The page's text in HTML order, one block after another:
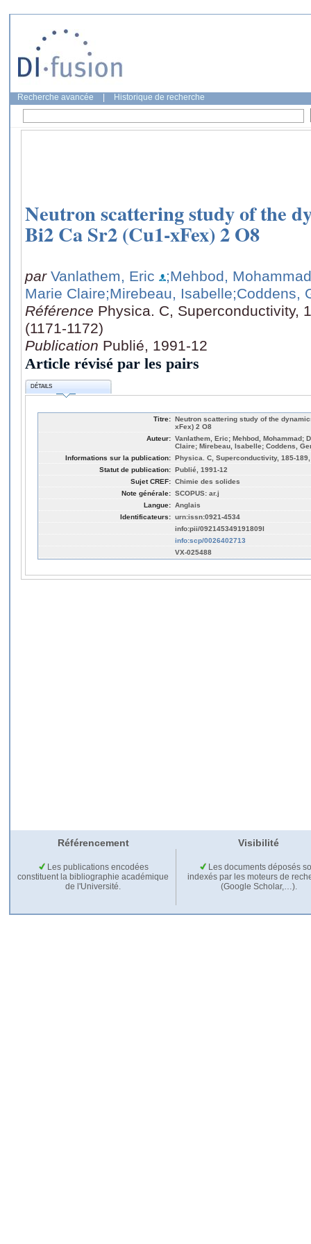
Recherche avancée Historique de recherche
Neutron scattering study of the
Bi2 Ca Sr2 (Cu1-xFex) 2 O8
par Vanlathem, Eric
;Mehbod, Mohammad
Marie Claire;Mirebeau, Isabelle;Coddens,
Référence Physica. C, Superconductivity,
(1171-1172)
Publication Publié, 1991-12
Article révisé par les pairs
DÉTAILS
Titre: Neutron scattering study of the
xFex) 2 O8
Auteur: Vanlathem, Eric; Mehbod, Mohammad;
Claire; Mirebeau, Isabelle; Coddens,
Informations sur la publication: Physica. C, Superconductivity, 185-189,
Statut de publication: Publié, 1991-12
Sujet CREF: Chimie des solides
Note générale: SCOPUS: ar.j
Langue: Anglais
Identificateurs: urn:issn:0921-4534
info:pii/092145349191809I
info:scp/0026402713
VX-025488
Référencement Visibilité
Les publications encodées
constituent la bibliographie académique
de l'Université.
Les documents déposés
indexés par les moteurs de
(Google Scholar,…).